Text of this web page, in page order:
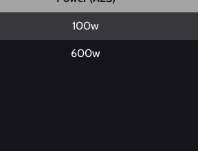
100w
600w